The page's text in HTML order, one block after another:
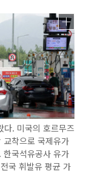
다. 미국의 호르무즈
교착으로 국제유가
국석유공사 유가
국 휘발유 평균 가